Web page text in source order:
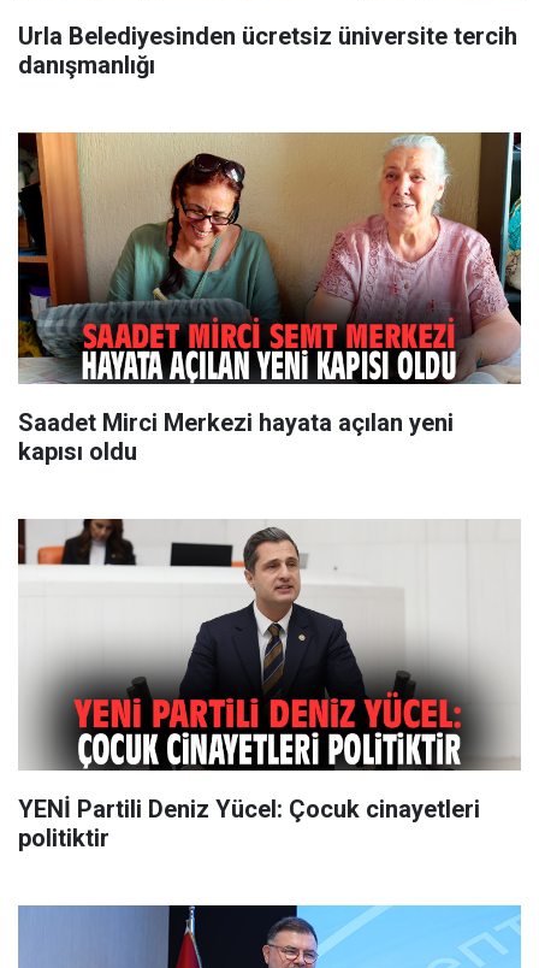
Urla Belediyesinden ücretsiz üniversite tercih
danışmanlığı
Saadet Mirci Merkezi hayata açılan yeni
kapısı oldu
YENİ Partili Deniz Yücel: Çocuk cinayetleri
politiktir